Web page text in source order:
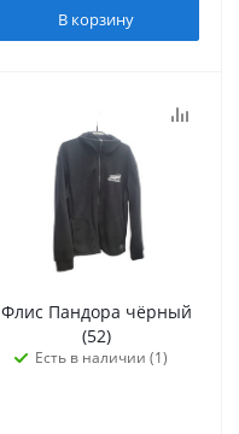
В корзину
Флис Пандора чёрный
(52)
Есть в наличии (1)